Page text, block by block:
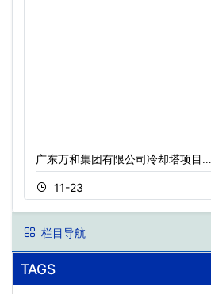
广东万和集团有限公司冷却塔项目…
11-23
栏目导航
TAGS